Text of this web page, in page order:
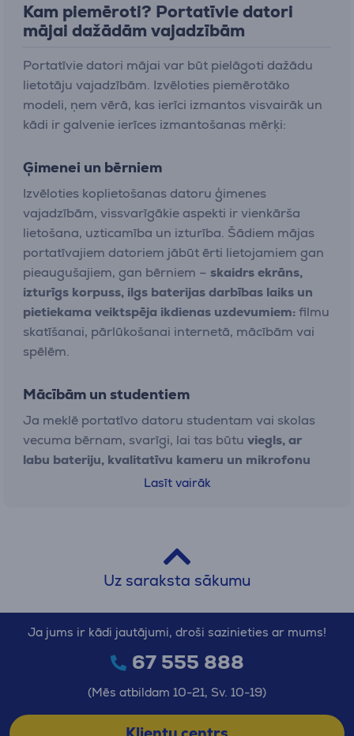
Kam piemēroti? Portatīvie datori
mājai dažādām vajadzībām
Portatīvie datori mājai var būt pielāgoti dažādu
lietotāju vajadzībām. Izvēloties piemērotāko
modeli, ņem vērā, kas ierīci izmantos visvairāk un
kādi ir galvenie ierīces izmantošanas mērķi:
Ģimenei un bērniem
Izvēloties koplietošanas datoru ģimenes
vajadzībām, vissvarīgākie aspekti ir vienkārša
lietošana, uzticamība un izturība. Šādiem mājas
portatīvajiem datoriem jābūt ērti lietojamiem gan
pieaugušajiem, gan bērniem – skaidrs ekrāns,
izturīgs korpuss, ilgs baterijas darbības laiks un
pietiekama veiktspēja ikdienas uzdevumiem:filmu
skatīšanai, pārlūkošanai internetā, mācībām vai
spēlēm.
Mācībām un studentiem
Ja meklē portatīvo datoru studentam vai skolas
vecuma bērnam, svarīgi, lai tas būtu viegls, ar
labu bateriju, kvalitatīvu kameru un mikrofonu
attālinātām stundām vai lekcijām, izmantojot
Datoram skolēnam arī jābūt pietiekami
universālam, lai tas spētu tikt galā gan ar
Izklaidei
Filmu skatīšanās, mūzikas klausīšanās, spēles vai
pārlūkošana sociālajos tīklos – tam visbūtiskākā ir
modeļus ar Full HD ekrānu, plašu skatīšanās leņķi
Lasīt vairāk
Uz saraksta sākumu
Ja jums ir kādi jautājumi, droši sazinieties ar mums!
67 555 888
(Mēs atbildam 10-21, Sv. 10-19)